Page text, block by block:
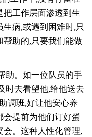
工作层面渗透到生
病,或遇到困难时,只
助的,只要我们能做
助。如一位队员的手
时去看望他,给他送去
调班,好让他安心养
会提前为他们订好蛋
。这种人性化管理,